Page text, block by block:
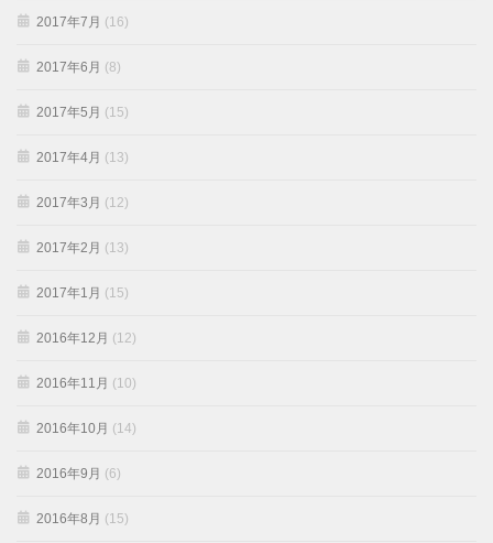
2017年7月 (16)
2017年6月 (8)
2017年5月 (15)
2017年4月 (13)
2017年3月 (12)
2017年2月 (13)
2017年1月 (15)
2016年12月 (12)
2016年11月 (10)
2016年10月 (14)
2016年9月 (6)
2016年8月 (15)